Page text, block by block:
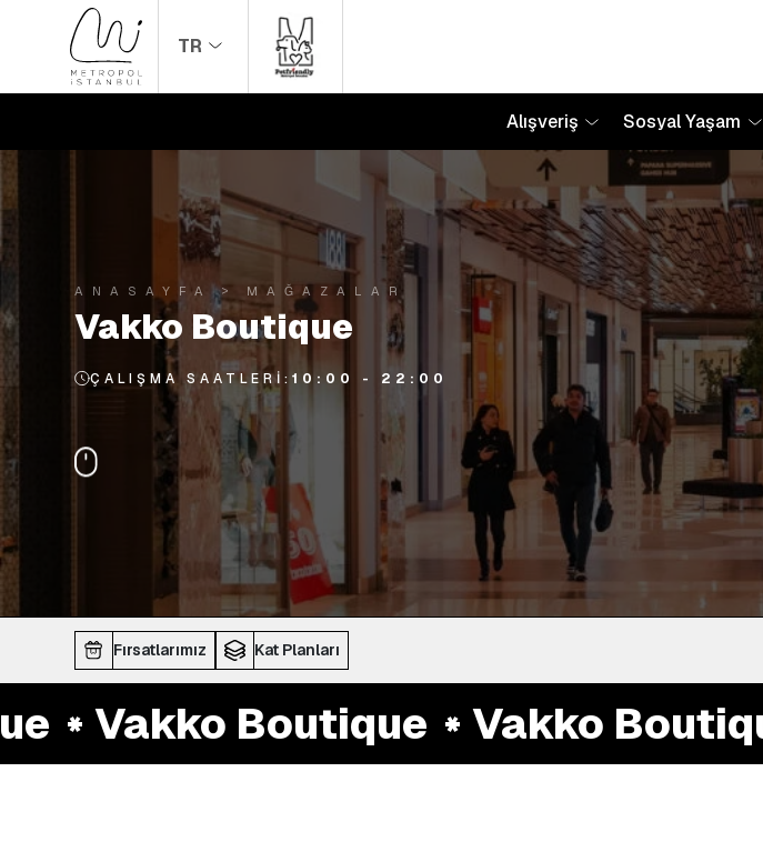
TR
Alışveriş Sosyal Yaşam
ANASAYFA MAĞAZALAR
Vakko Boutique
ÇALIŞMA SAATLERI: 10:00 - 22:00
Fırsatlarımız Kat Planları
Vakko Boutique Vakko Boutique